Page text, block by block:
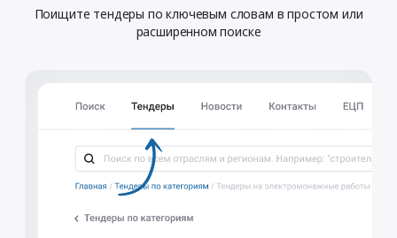
Поищите тендеры по ключевым словам в простом или
расширенном поиске